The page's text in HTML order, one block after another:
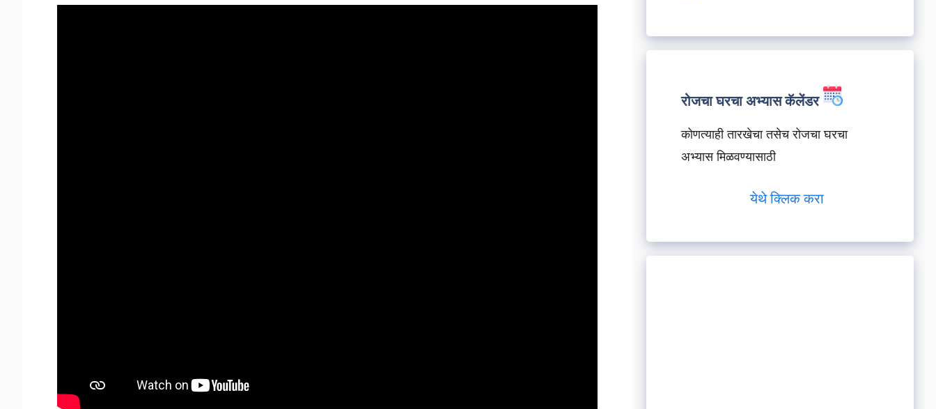
रोजचा घरचा अभ्यास कॅलेंडर
कोणत्याही तारखेचा तसेच रोजचा घरचा
अभ्यास मिळवण्यासाठी
येथे क्लिक करा